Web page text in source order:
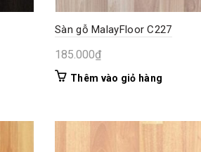
Sàn gỗ MalayFloor C227
185.000₫
Thêm vào giỏ hàng